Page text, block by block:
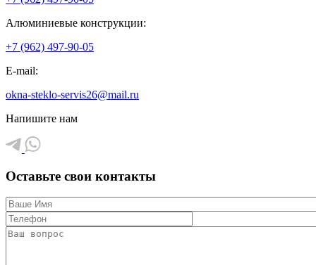
Алюминиевые конструкции:
+7 (962) 497-90-05
E-mail:
okna-steklo-servis26@mail.ru
Напишите нам
Оставьте свои контакты